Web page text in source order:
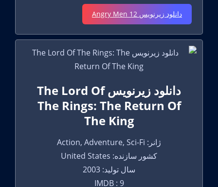
دانلود زیرنویس 12 Angry Men
دانلود زیرنویس The Lord Of
The Rings: The Return Of
The King
ژانر: Action, Adventure, Sci-Fi
کشور سازنده: United States
سال تولید: 2003
IMDB : 9